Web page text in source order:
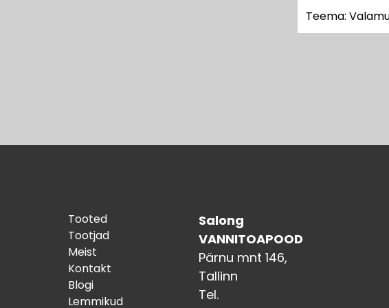
Tooted
Tootjad
Meist
Kontakt
Blogi
Lemmikud
Salong
VANNITOAPOOD
Pärnu mnt 146,
Tallinn
Tel.